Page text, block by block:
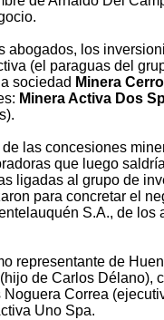
abogados, los
(el paraguas del
sociedad Minera
Minera Activa Dos
las concesiones
que luego
ligadas al grupo de
para concretar el
S.A., de los
representante de
de Carlos Délano),
Correa
Uno Spa.